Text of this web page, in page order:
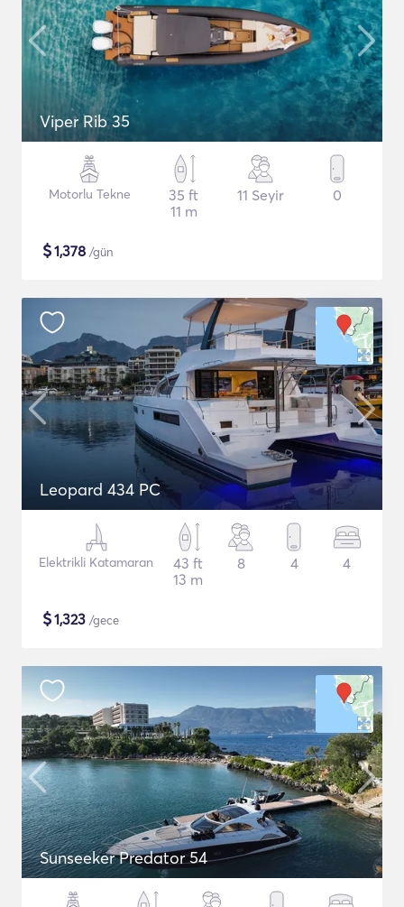
Viper Rib 35
Motorlu Tekne
35 ft
11 m
11 Seyir 0
$1,378 /gün
Leopard 434 PC
Elektrikli Katamaran
43 ft
13 m
8 4 4
$1,323 /gece
Sunseeker Predator 54